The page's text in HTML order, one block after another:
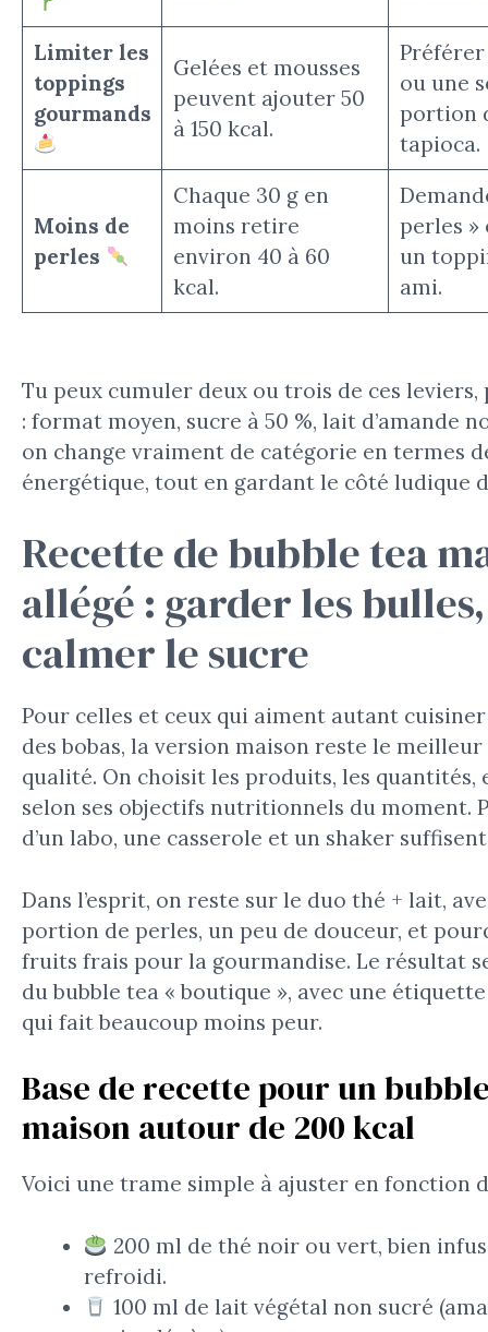
Limiter les
toppings
gourmands
Gelées et mousses
peuvent ajouter 50
à 150 kcal.
ou une
portion
tapioca.
Moins de
perles
Chaque 30 g en
moins retire
environ 40 à 60
kcal.
perles »
un
ami.
Tu peux cumuler deux ou trois de ces leviers,
: format moyen, sucre à 50 %, lait d’amande
on change vraiment de catégorie en termes
énergétique, tout en gardant le côté ludique
Recette de bubble tea
allégé : garder les bulles,
calmer le sucre
Pour celles et ceux qui aiment autant
des bobas, la version maison reste le
qualité. On choisit les produits, les quantités,
selon ses objectifs nutritionnels du moment.
d’un labo, une casserole et un shaker
Dans l’esprit, on reste sur le duo thé + lait,
portion de perles, un peu de douceur, et
fruits frais pour la gourmandise. Le résultat
du bubble tea « boutique », avec une
qui fait beaucoup moins peur.
Base de recette pour un
maison autour de 200 kcal
Voici une trame simple à ajuster en fonction
200 ml de thé noir ou vert, bien
refroidi.
100 ml de lait végétal non sucré